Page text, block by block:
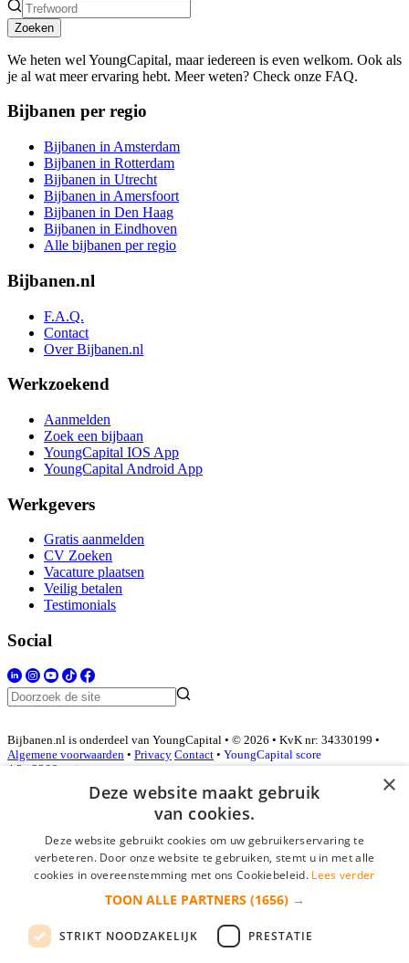
Zoeken
We heten wel YoungCapital, maar iedereen is even welkom. Ook als
je al wat meer ervaring hebt. Meer weten? Check onze FAQ.
Bijbanen per regio
Bijbanen in Amsterdam
Bijbanen in Rotterdam
Bijbanen in Utrecht
Bijbanen in Amersfoort
Bijbanen in Den Haag
Bijbanen in Eindhoven
Alle bijbanen per regio
Bijbanen.nl
F.A.Q.
Contact
Over Bijbanen.nl
Werkzoekend
Aanmelden
Zoek een bijbaan
YoungCapital IOS App
YoungCapital Android App
Werkgevers
Gratis aanmelden
CV Zoeken
Vacature plaatsen
Veilig betalen
Testimonials
Social
Bijbanen.nl is onderdeel van YoungCapital • © 2026 • KvK nr: 34330199 •
Algemene voorwaarden • Privacy Contact • YoungCapital score
4.3 - 3366 reviews
Inloggen als bedrijf
*
login gegevens onthouden
×
Deze website maakt gebruik
van cookies.
Deze website gebruikt cookies om uw gebruikerservaring te
verbeteren. Door onze website te gebruiken, stemt u in met alle
cookies in overeenstemming met ons Cookiebeleid. Lees verder
TOON ALLE PARTNERS (1656) →
STRIKT NOODZAKELIJK PRESTATIE